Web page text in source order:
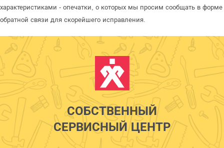
характеристиками - опечатки, о которых мы просим сообщать в форме
обратной связи для скорейшего исправления.
СОБСТВЕННЫЙ
СЕРВИСНЫЙ ЦЕНТР